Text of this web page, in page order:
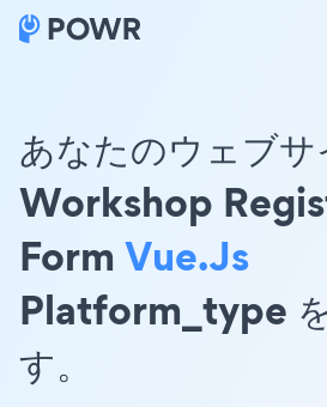
あなたのウェブ
Workshop
Form Vue.js
Platform_type
す。